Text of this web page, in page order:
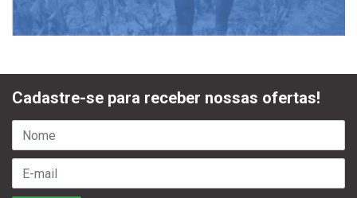
Cadastre-se para receber nossas ofertas!